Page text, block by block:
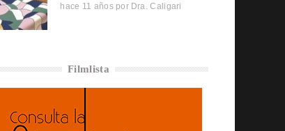
hace 11 años por Dra. Caligari
Filmlista